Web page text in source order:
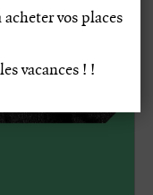
vos places
vacances ! !